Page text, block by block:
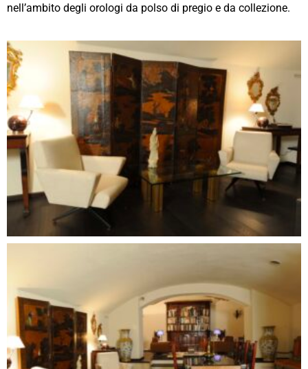
nell’ambito degli orologi da polso di pregio e da collezione.